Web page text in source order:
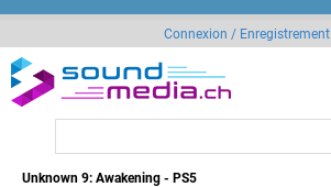
Connexion / Enregistrement
Unknown 9: Awakening - PS5